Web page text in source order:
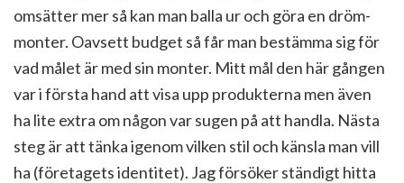
omsätter mer så kan man balla ur och göra en dröm-
monter. Oavsett budget så får man bestämma sig för
vad målet är med sin monter. Mitt mål den här gången
var i första hand att visa upp produkterna men även
ha lite extra om någon var sugen på att handla. Nästa
steg är att tänka igenom vilken stil och känsla man vill
ha (företagets identitet). Jag försöker ständigt hitta